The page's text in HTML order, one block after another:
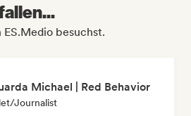
besuchst.
Michael | Red Behavior
Journalist